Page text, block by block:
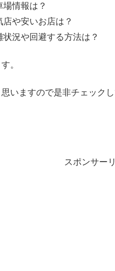
場情報は？
店や安いお店は？
状況や回避する方法は？
。
いますので是非チェックし
スポンサー